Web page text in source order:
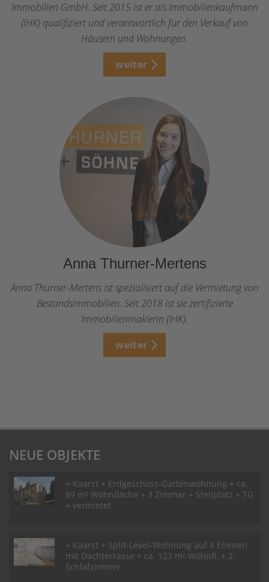
Immobilien GmbH. Seit 2015 ist er als Immobilienkaufmann
(IHK) qualifiziert und verantwortlich für den Verkauf von
Häusern und Wohnungen.
weiter
Anna Thurner-Mertens
Anna Thurner-Mertens ist spezialisiert auf die Vermietung von
Bestandsimmobilien. Seit 2018 ist sie zertifizierte
Immobilienmaklerin (IHK).
weiter
NEUE OBJEKTE
+ Kaarst + Erdgeschoss-Gartenwohnung + ca.
89 m² Wohnfläche + 3 Zimmer + Stellplatz + TG
+ vermietet
+ Kaarst + Split-Level-Wohnung auf 4 Ebenen
mit Dachterrasse + ca. 123 m² Wohnfl. + 2
Schlafzimmer